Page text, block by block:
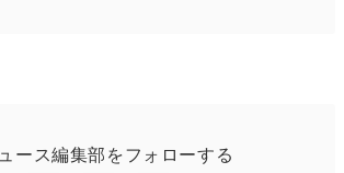
ース編集部をフォローする